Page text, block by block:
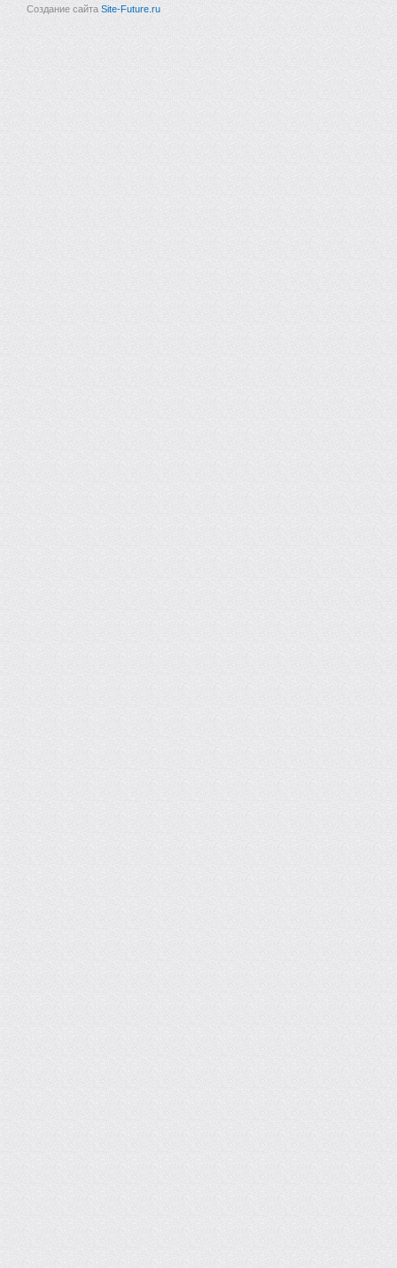
Создание сайта Site-Future.ru